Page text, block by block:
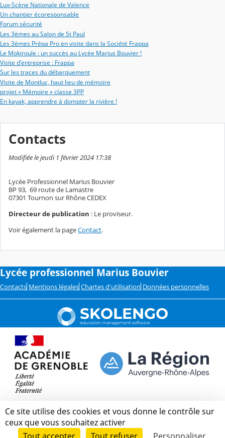
Lux-Scène Nationale de Valence
Un chantier écoresponsable
Forum sécurité
Les 3èmes au Salon de St Paul
Les 3èmes Prépa Pro en visite dans la Société Frappa
Le Mokiroule : un succès au Lycée Marius Bouvier !
Visite d'entreprise : Frappa
Sur les traces du débarquement
Visite de Montluc, haut lieu de mémoire
projet « Mémoire » classe 3PP
En kayak, apprendre à dompter la rivière !
Contacts
Modifiée le jeudi 1 février 2024 17:38
Lycée Professionnel Marius Bouvier
BP 93, 69 route de Lamastre
07301 Tournon sur Rhône CEDEX
Directeur de publication : Le proviseur.
Voir également la pageContact.
Lycée professionnel Marius Bouvier
Contacts Mentions légales Chartes d'utilisation Données personnelles
Ce site utilise des cookies et vous donne le contrôle sur
ceux que vous souhaitez activer